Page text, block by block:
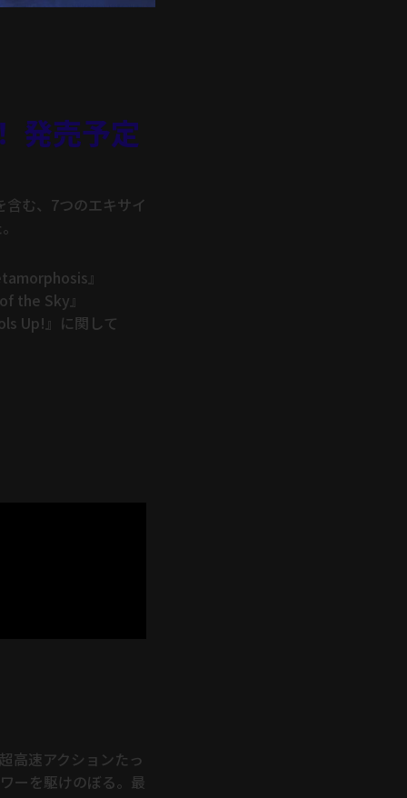
発売予定
む、7つのエキサイ
』
the Sky』
Up!』に関して
高速アクションたっ
ーを駆けのぼる。最